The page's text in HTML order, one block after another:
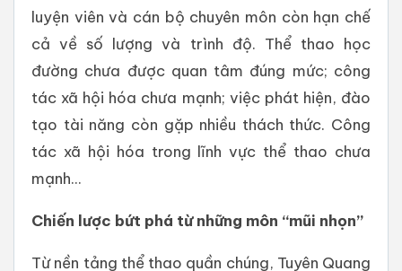
luyện viên và cán bộ chuyên môn còn hạn chế
cả về số lượng và trình độ. Thể thao học
đường chưa được quan tâm đúng mức; công
tác xã hội hóa chưa mạnh; việc phát hiện, đào
tạo tài năng còn gặp nhiều thách thức. Công
tác xã hội hóa trong lĩnh vực thể thao chưa
mạnh...
Chiến lược bứt phá từ những môn “mũi nhọn”
Từ nền tảng thể thao quần chúng, Tuyên Quang